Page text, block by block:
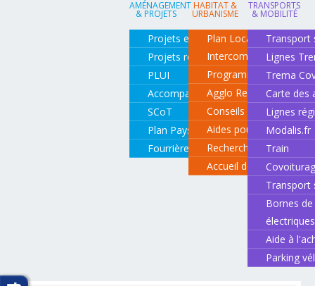
AMÉNAGEMENT
& PROJETS
Projets en cours
Projets réalisés
PLUI
Accompagnement de projets
SCoT
Plan Paysage
Fourrière animale
HABITAT &
URBANISME
Plan Local d'Urbanisme
Intercommunal
Programme local de
Agglo Renov
Conseils pour rénover
Aides pour rénover
Recherche d'un
Accueil des gens du
TRANSPORTS
& MOBILITÉ
Transport
Lignes
Trema
Carte des
Lignes
Modalis.fr
Train
Transport
Bornes
électriques
Aide à
Parking